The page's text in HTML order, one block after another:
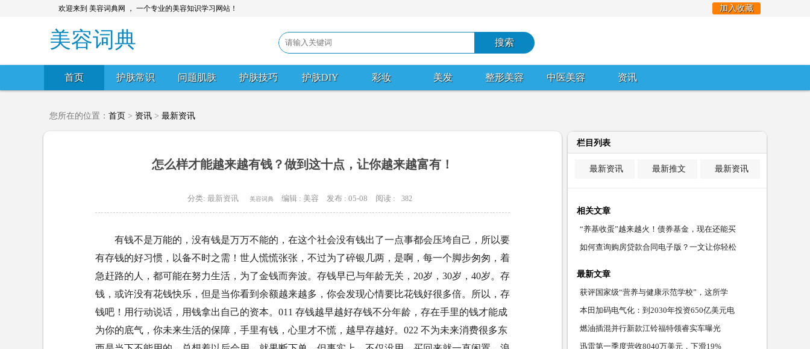
欢迎来到 美容词典网 ， 一个专业的美容知识学习网站！ 加入收藏
美容词典
首页 护肤常识 问题肌肤 护肤技巧 护肤DIY 彩妆 美发 整形美容 中医美容 资讯
您所在的位置： 首页 > 资讯 > 最新资讯
怎么样才能越来越有钱？做到这十点，让你越来越富有！
分类: 最新资讯 美容词典 编辑 : 美容 发布 : 05-08 阅读 : 382
有钱不是万能的，没有钱是万万不能的，在这个社会没有钱出了一点事都会压垮自己，所以要
有存钱的好习惯，以备不时之需！世人慌慌张张，不过为了碎银几两，是啊，每一个脚步匆匆，着
急赶路的人，都可能在努力生活，为了金钱而奔波。存钱早已与年龄无关，20岁，30岁，40岁。存
钱，或许没有花钱快乐，但是当你看到余额越来越多，你会发现心情要比花钱好很多倍。所以，存
钱吧！用行动说话，用钱拿出自己的资本。011 存钱越早越好存钱不分年龄，存在手里的钱才能成
为你的底气，你未来生活的保障，手里有钱，心里才不慌，越早存越好。022 不为未来消费很多东
栏目列表
最新资讯 最新推文 最新资讯
相关文章
“养基收蛋”越来越火！债券基金，现在还能买
如何查询购房贷款合同电子版？一文让你轻松
最新文章
获评国家级“营养与健康示范学校”，这所学
本田加码电气化：到2030年投资650亿美元电
燃油插混并行新款江铃福特领睿实车曝光
迅雷第一季度营收8040万美元，下滑19%